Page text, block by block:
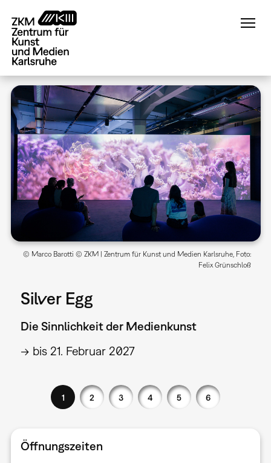
zum
Inhalt
© Marco Barotti © ZKM | Zentrum für Kunst und Medien Karlsruhe, Foto:
Felix Grünschloß
Silver Egg
Die Sinnlichkeit der Medienkunst
→ bis 21. Februar 2027
1 2 3 4 5 6
Öffnungszeiten